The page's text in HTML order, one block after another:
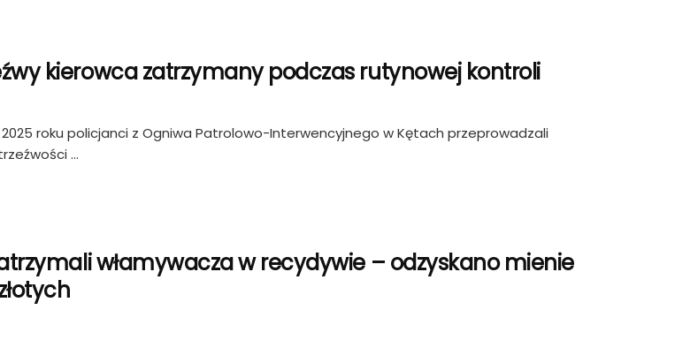
kierowca zatrzymany podczas rutynowej kontroli
roku policjanci z Ogniwa Patrolowo-Interwencyjnego w Kętach przeprowadzali
...
włamywacza w recydywie – odzyskano mienie